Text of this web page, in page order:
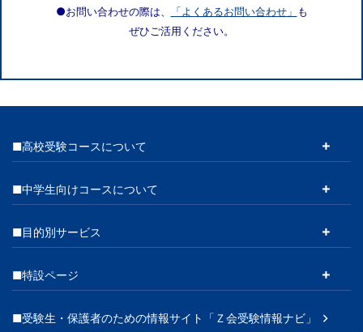
●お問い合わせの際は、 「よくあるお問い合わせ」 も
ぜひご活用ください。
■高校受験コースについて
■中学生向けコースについて
■目的別サービス
■特設ページ
■受験生・保護者のための情報サイト「Ｚ会受験情報ナビ」